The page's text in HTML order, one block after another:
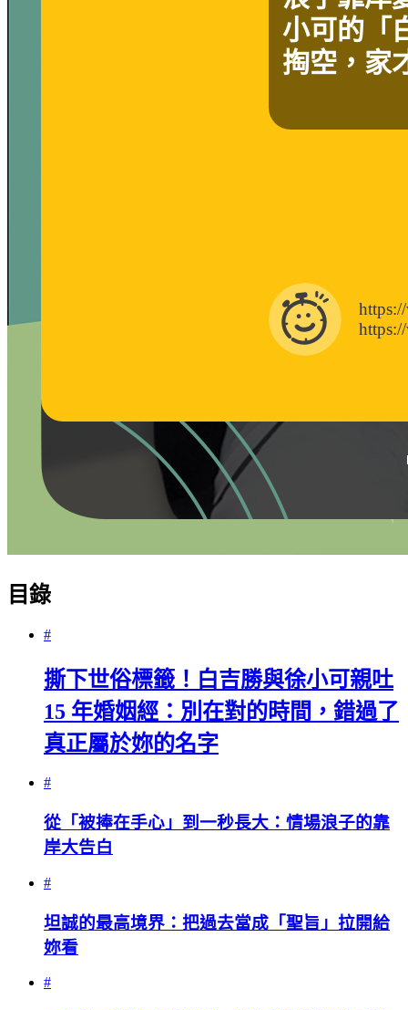
小可的「
掏空，家
目錄
#
撕下世俗標籤！白吉勝與徐小可親吐
15 年婚姻經：別在對的時間，錯過了
真正屬於妳的名字
#
從「被捧在手心」到一秒長大：情場浪子的靠
岸大告白
#
坦誠的最高境界：把過去當成「聖旨」拉開給
妳看
#